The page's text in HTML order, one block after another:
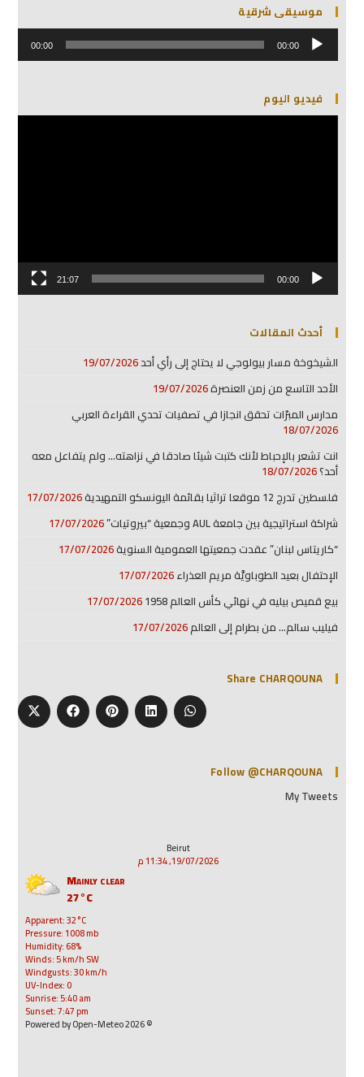
موسيقى شرقية
مشغل
الصوت 00:00
00:00
فيديو اليوم
مشغل
00:00
21:07
أحدث المقالات
الشيخوخة مسار بيولوجي لا يحتاج إلى رأي أحد19/07/2026
الأحد التاسع من زمن العنصرة19/07/2026
مدارس المبرّات تحقق انجازا في تصفيات تحدي القراءة العربي
18/07/2026
انت تشعر بالإحباط لأنك كتبت شيئا صادقا في نزاهته… ولم يتفاعل معه
أحد؟18/07/2026
فلسطين تدرج 12 موقعا تراثيا بقائمة اليونسكو التمهيدية
17/07/2026
شراكة استراتيجية بين جامعة AUL وجمعية “بيروتيات”
17/07/2026
“كاريتاس لبنان” عقدت جمعيتها العمومية السنوية17/07/2026
الإحتفال بعيد الطوباويَّة مريم العذراء17/07/2026
بيع قميص بيليه في نهائي كأس العالم 1958
17/07/2026
فيليب سالم… من بطرام إلى العالم17/07/2026
Share CHARQOUNA
Follow @CHARQOUNA
My Tweets
Beirut
19/07/2026, 11:34 م
Mainly clear
27°C
Apparent: 32°C
Pressure: 1008 mb
Humidity: 68%
Winds: 5 km/h SW
Windgusts: 30 km/h
UV-Index: 0
Sunrise: 5:40 am
Sunset: 7:47 pm
© 2026 Powered by Open-Meteo